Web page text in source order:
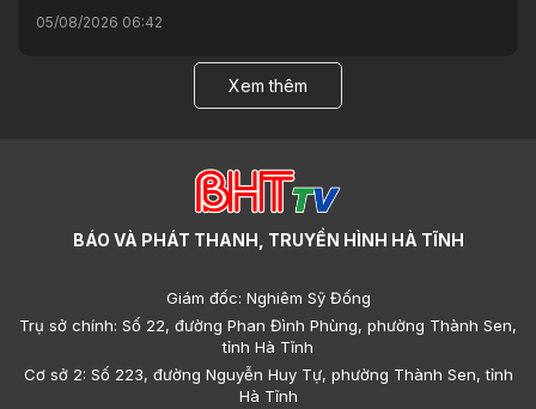
05/08/2026 06:42
Xem thêm
BÁO VÀ PHÁT THANH, TRUYỀN HÌNH HÀ TĨNH
Giám đốc: Nghiêm Sỹ Đống
Trụ sở chính: Số 22, đường Phan Đình Phùng, phường Thành Sen,
tỉnh Hà Tĩnh
Cơ sở 2: Số 223, đường Nguyễn Huy Tự, phường Thành Sen, tỉnh
Hà Tĩnh